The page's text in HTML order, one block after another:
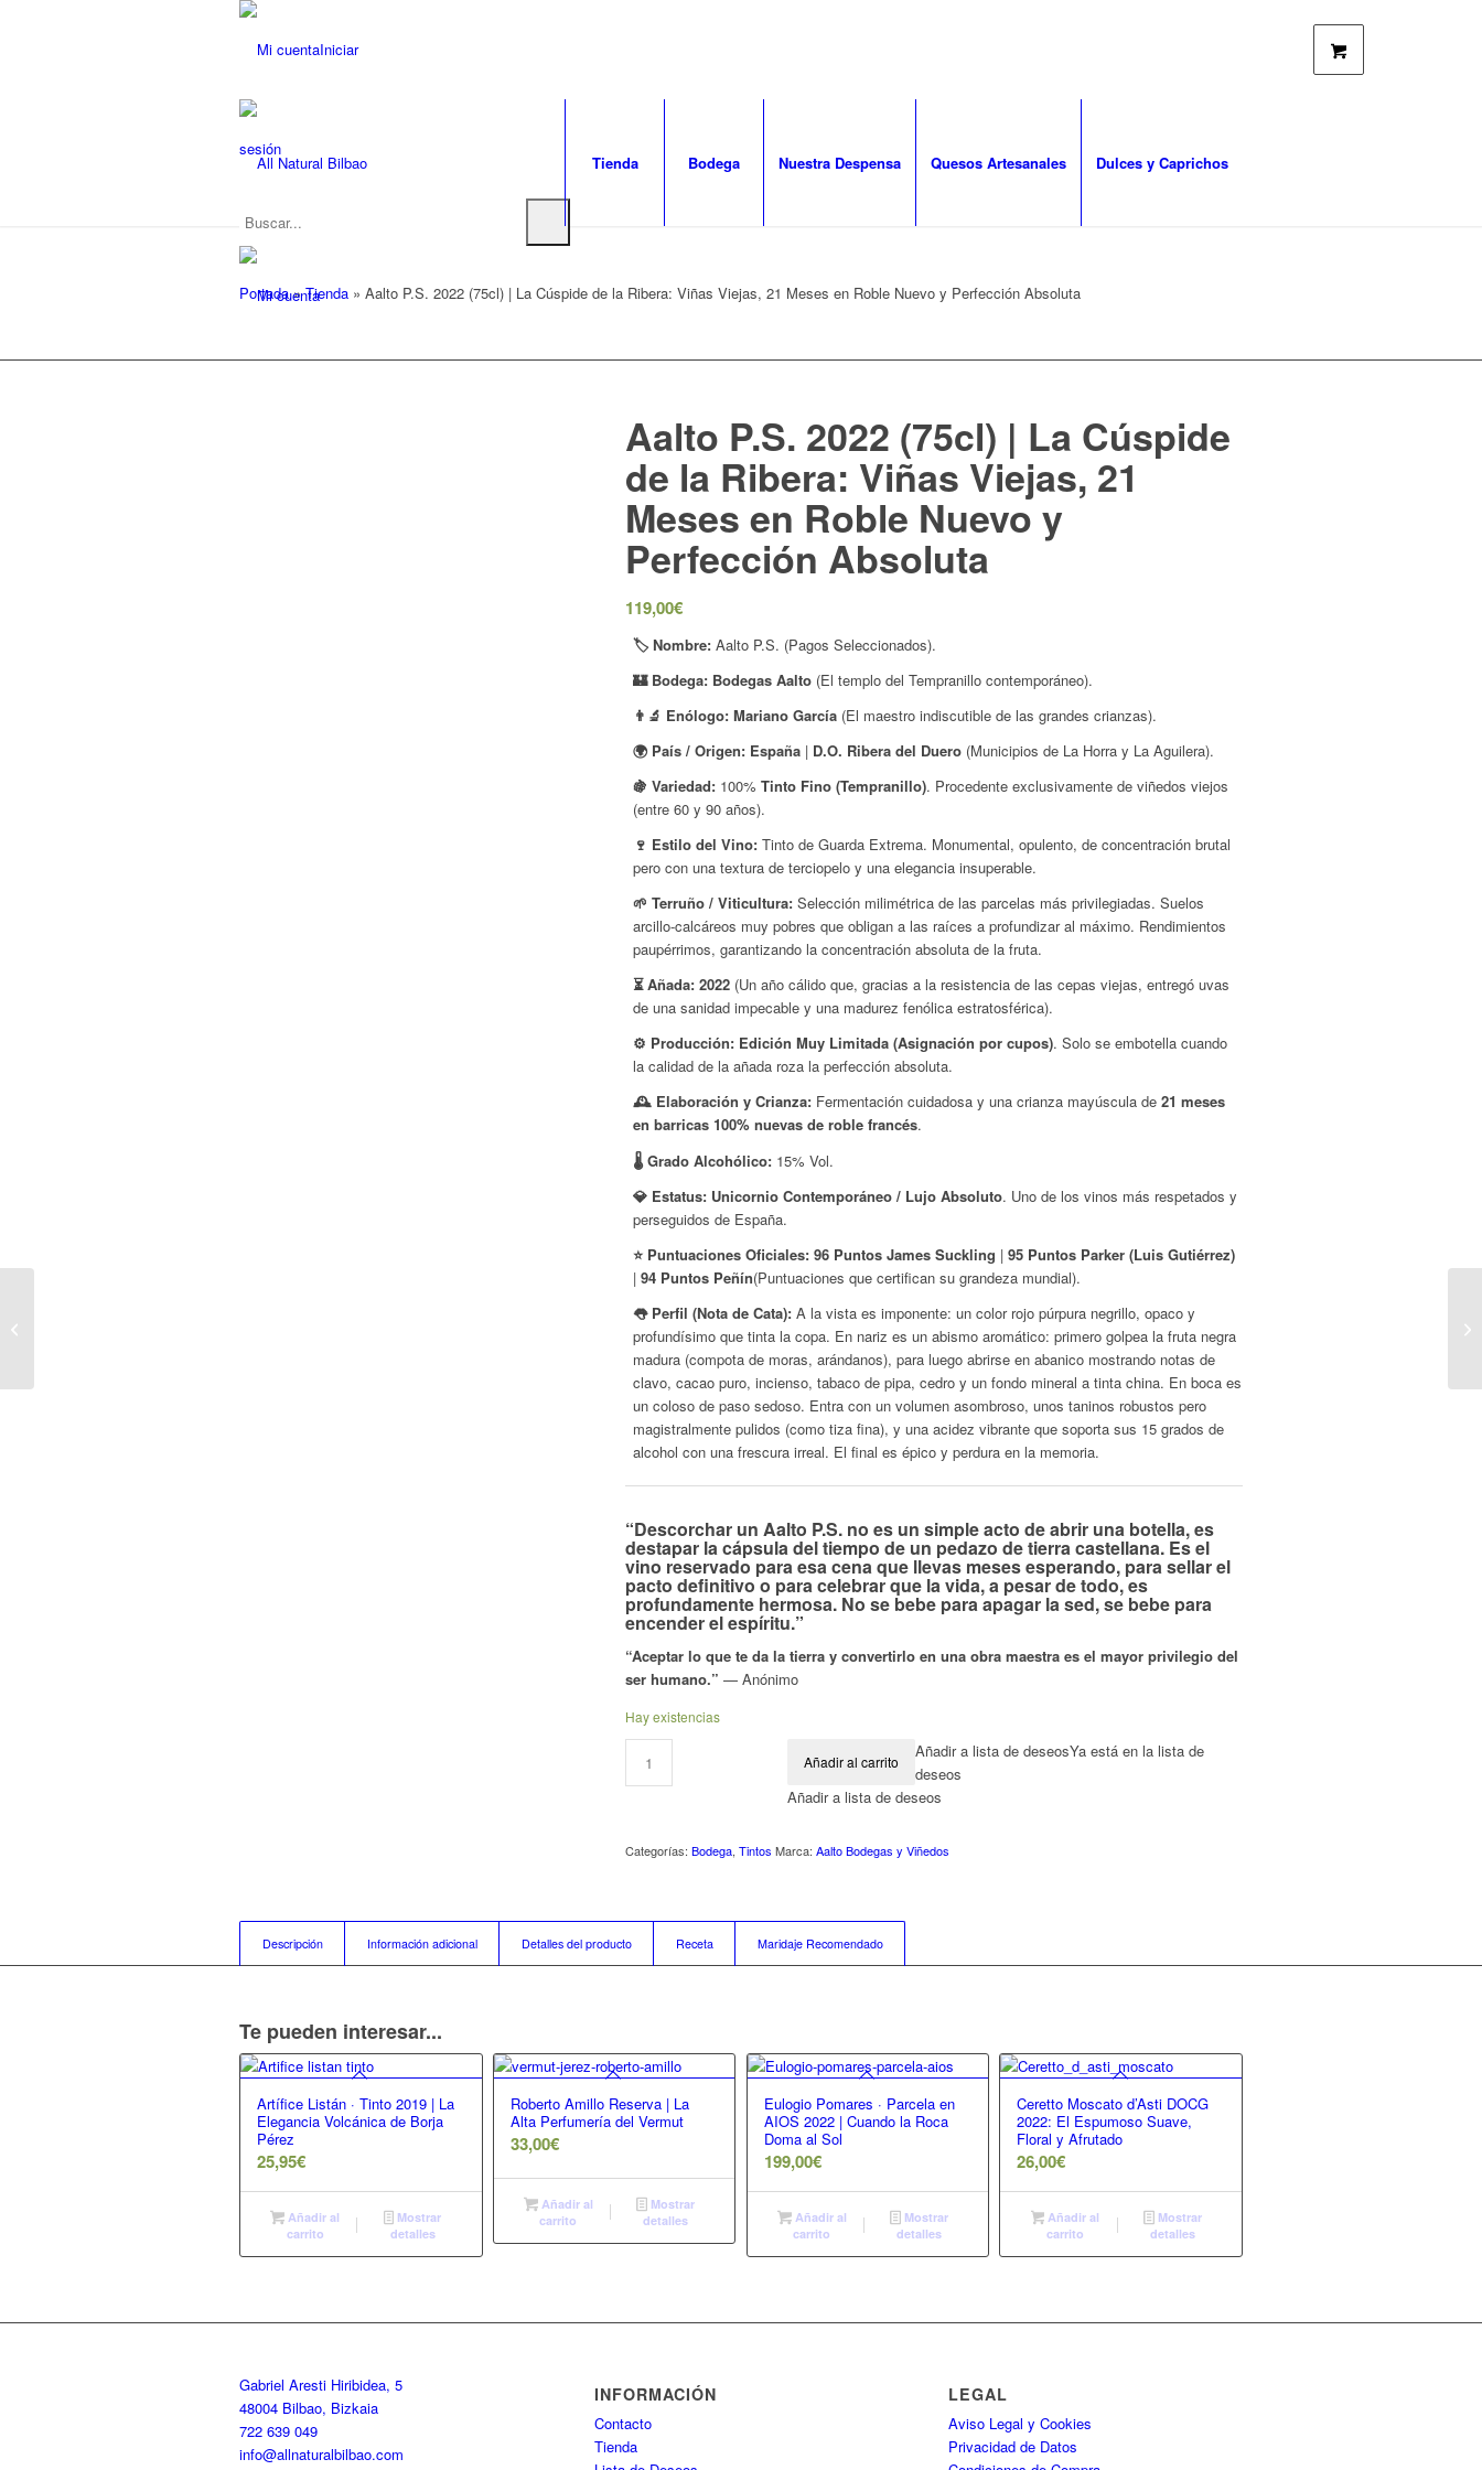
Iniciar
sesión
Tienda Bodega Nuestra Despensa Quesos Artesanales Dulces y Caprichos
Portada»Tienda » Aalto P.S. 2022 (75cl) | La Cúspide de la Ribera: Viñas Viejas, 21 Meses en Roble Nuevo y Perfección Absoluta
Aalto P.S. 2022 (75cl) | La Cúspide
de la Ribera: Viñas Viejas, 21
Meses en Roble Nuevo y
Perfección Absoluta
119,00€
🏷️ Nombre: Aalto P.S. (Pagos Seleccionados).
🏰 Bodega: Bodegas Aalto (El templo del Tempranillo contemporáneo).
👨‍🔬 Enólogo: Mariano García (El maestro indiscutible de las grandes crianzas).
🌍 País / Origen: España | D.O. Ribera del Duero (Municipios de La Horra y La Aguilera).
🍇 Variedad: 100%Tinto Fino (Tempranillo). Procedente exclusivamente de viñedos viejos
(entre 60 y 90 años).
🍷 Estilo del Vino: Tinto de Guarda Extrema. Monumental, opulento, de concentración brutal
pero con una textura de terciopelo y una elegancia insuperable.
🌱 Terruño / Viticultura: Selección milimétrica de las parcelas más privilegiadas. Suelos
arcillo-calcáreos muy pobres que obligan a las raíces a profundizar al máximo. Rendimientos
paupérrimos, garantizando la concentración absoluta de la fruta.
⏳ Añada: 2022 (Un año cálido que, gracias a la resistencia de las cepas viejas, entregó uvas
de una sanidad impecable y una madurez fenólica estratosférica).
⚙️ Producción: Edición Muy Limitada (Asignación por cupos). Solo se embotella cuando
la calidad de la añada roza la perfección absoluta.
🕰️ Elaboración y Crianza: Fermentación cuidadosa y una crianza mayúscula de21 meses
en barricas 100% nuevas de roble francés.
🌡️ Grado Alcohólico: 15% Vol.
💎 Estatus: Unicornio Contemporáneo / Lujo Absoluto. Uno de los vinos más respetados y
perseguidos de España.
⭐ Puntuaciones Oficiales: 96 Puntos James Suckling |95 Puntos Parker (Luis Gutiérrez)
|94 Puntos Peñín(Puntuaciones que certifican su grandeza mundial).
👅 Perfil (Nota de Cata): A la vista es imponente: un color rojo púrpura negrillo, opaco y
profundísimo que tinta la copa. En nariz es un abismo aromático: primero golpea la fruta negra
madura (compota de moras, arándanos), para luego abrirse en abanico mostrando notas de
clavo, cacao puro, incienso, tabaco de pipa, cedro y un fondo mineral a tinta china. En boca es
un coloso de paso sedoso. Entra con un volumen asombroso, unos taninos robustos pero
magistralmente pulidos (como tiza fina), y una acidez vibrante que soporta sus 15 grados de
alcohol con una frescura irreal. El final es épico y perdura en la memoria.
“Descorchar un Aalto P.S. no es un simple acto de abrir una botella, es
destapar la cápsula del tiempo de un pedazo de tierra castellana. Es el
vino reservado para esa cena que llevas meses esperando, para sellar el
pacto definitivo o para celebrar que la vida, a pesar de todo, es
profundamente hermosa. No se bebe para apagar la sed, se bebe para
encender el espíritu.”
“Aceptar lo que te da la tierra y convertirlo en una obra maestra es el mayor privilegio del
ser humano.” —Anónimo
Hay existencias
Añadir al carrito
Añadir a lista de deseosYa está en la lista de
deseos
Añadir a lista de deseos
Categorías:Bodega,Tintos Marca:Aalto Bodegas y Viñedos
Descripción Información adicional Detalles del producto Receta Maridaje Recomendado
Te pueden interesar...
Artífice Listán · Tinto 2019 | La
Elegancia Volcánica de Borja
Pérez
25,95€
Añadir al
carrito
Mostrar
detalles
Roberto Amillo Reserva | La
Alta Perfumería del Vermut
33,00€
Añadir al
carrito
Mostrar
detalles
Eulogio Pomares · Parcela en
AIOS 2022 | Cuando la Roca
Doma al Sol
199,00€
Añadir al
carrito
Mostrar
detalles
Ceretto Moscato d’Asti DOCG
2022: El Espumoso Suave,
Floral y Afrutado
26,00€
Añadir al
carrito
Mostrar
detalles
Gabriel Aresti Hiribidea, 5
48004 Bilbao, Bizkaia
722 639 049
info@allnaturalbilbao.com
INFORMACIÓN
Contacto
Tienda
LEGAL
Aviso Legal y Cookies
Privacidad de Datos